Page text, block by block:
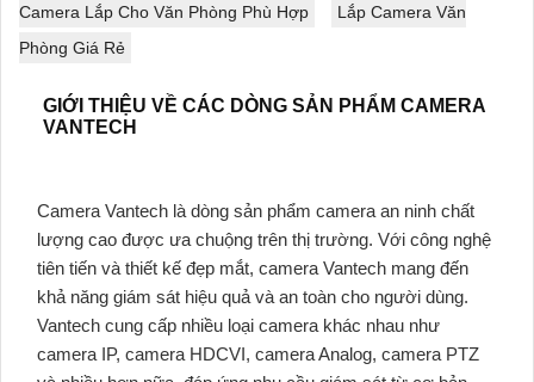
Camera Lắp Cho Văn Phòng Phù Hợp
Lắp Camera Văn
Phòng Giá Rẻ
GIỚI THIỆU VỀ CÁC DÒNG SẢN PHẨM CAMERA
VANTECH
Camera Vantech là dòng sản phẩm camera an ninh chất
lượng cao được ưa chuộng trên thị trường. Với công nghệ
tiên tiến và thiết kế đẹp mắt, camera Vantech mang đến
khả năng giám sát hiệu quả và an toàn cho người dùng.
Vantech cung cấp nhiều loại camera khác nhau như
camera IP, camera HDCVI, camera Analog, camera PTZ